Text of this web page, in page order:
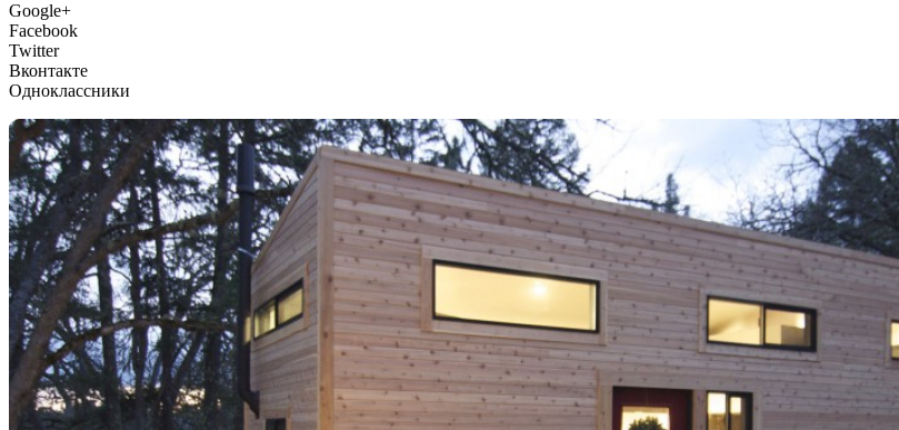
Google+
Facebook
Twitter
Вконтакте
Одноклассники